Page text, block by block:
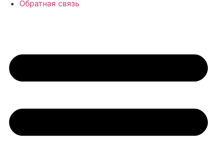
Обратная связь